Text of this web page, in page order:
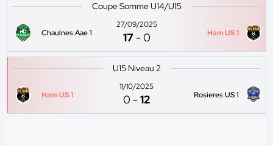
Coupe Somme U14/U15
Chaulnes Aae 1
27/09/2025
17 -0 Ham US 1
U15 Niveau 2
Ham US 1
11/10/2025
0 -12 Rosieres US 1